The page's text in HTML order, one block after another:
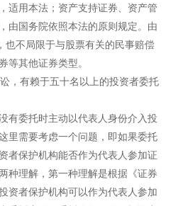
适用本法；资产支持证券、资产管
由国务院依照本法的原则规定。由
也不局限于与股票有关的民事赔偿
等其他证券类型。
，有赖于五十名以上的投资者委托
有委托时主动以代表人身份介入投
里需要考虑一个问题，即如果委托
者保护机构能否作为代表人参加证
种理解，第一种理解是根据《证券
资者保护机构可以作为代表人参加